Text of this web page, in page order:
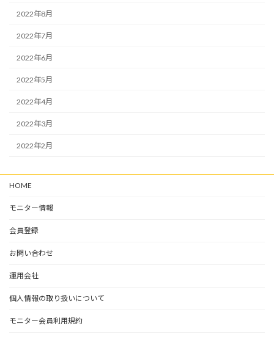
2022年8月
2022年7月
2022年6月
2022年5月
2022年4月
2022年3月
2022年2月
HOME
モニター情報
会員登録
お問い合わせ
運用会社
個人情報の取り扱いについて
モニター会員利用規約